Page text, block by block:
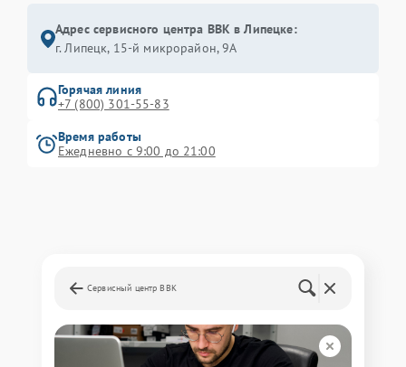
Адрес сервисного центра BBK в Липецке:
г. Липецк, 15-й микрорайон, 9А
Горячая линия
+7 (800) 301-55-83
Время работы
Ежедневно с 9:00 до 21:00
Сервисный центр BBK